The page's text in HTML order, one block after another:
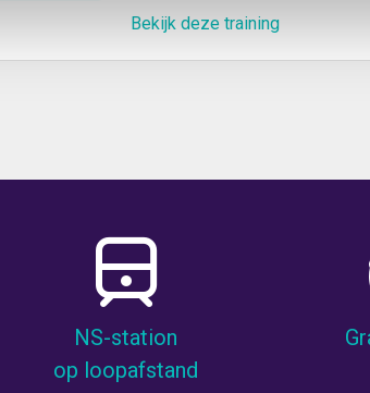
Bekijk deze training
NS-station
op loopafstand